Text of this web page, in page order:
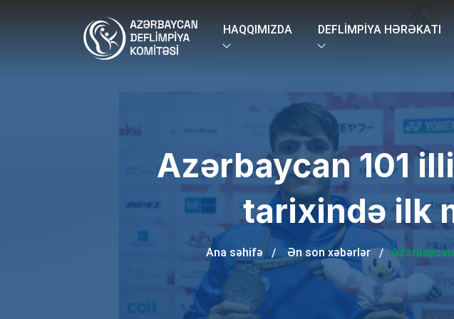
HAQQIMIZDA DEFLIMPIYA HƏRƏKATI
Azərbaycan 101
tarixində ilk
Ana səhifə Ən son xəbərlər Azərbaycan